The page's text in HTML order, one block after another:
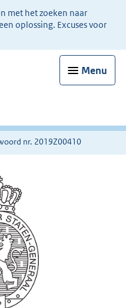
met het zoeken naar
oplossing. Excuses voor
Menu
nr. 2019Z00410